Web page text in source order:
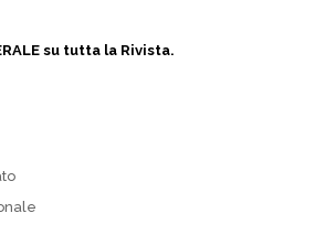
su tutta la Rivista.